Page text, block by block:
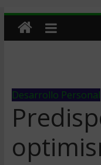
Desarrollo Personal